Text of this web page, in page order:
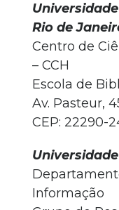
Rio de
Centro de
– CCH
Escola de
Av. Pasteur,
CEP: 22290-
Informação